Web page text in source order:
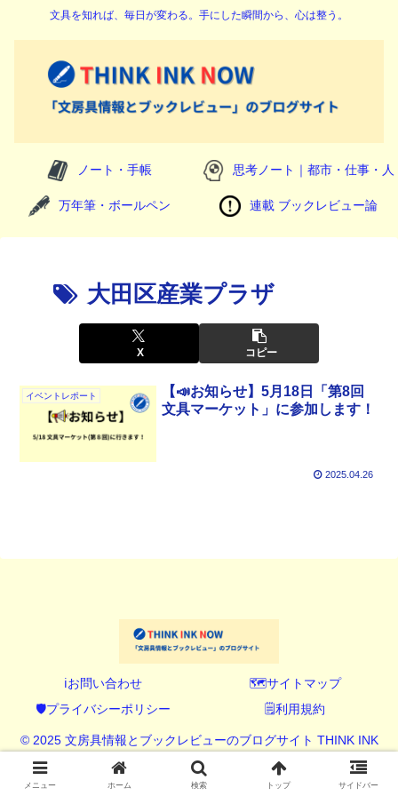
文具を知れば、毎日が変わる。手にした瞬間から、心は整う。
ノート・手帳 思考ノート｜都市・仕事・人
万年筆・ボールペン 連載 ブックレビュー論
大田区産業プラザ
X コピー
イベントレポート
【📣お知らせ】5月18日「第8回
文具マーケット」に参加します！
2025.04.26
ℹ️お問い合わせ
🗺️サイトマップ
🛡️プライバシーポリシー
🗒️利用規約
© 2025 文房具情報とブックレビューのブログサイト THINK INK
NOW (シンク インク ナウ).
メニュー ホーム 検索 トップ サイドバー